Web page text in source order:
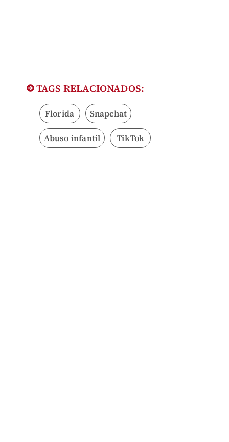
TAGS RELACIONADOS:
Florida Snapchat
Abuso infantil TikTok